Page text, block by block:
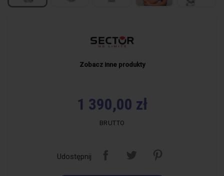
Zobacz inne produkty
1 390,00 zł
BRUTTO
Udostępnij